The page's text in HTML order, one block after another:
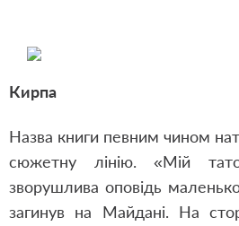
Кирпа
Назва книги певним чином
сюжетну лінію. «Мій
зворушлива оповідь
загинув на Майдані. На